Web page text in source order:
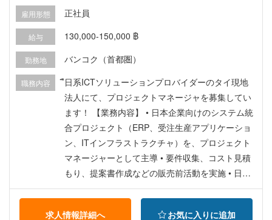
雇用形態 正社員
給与 130,000-150,000 ฿
勤務地 バンコク（首都圏）
職務内容
ื日系ICTソリューションプロバイダーのタイ現地
法人にて、プロジェクトマネージャを募集してい
ます！ 【業務内容】 • 日本企業向けのシステム統
合プロジェクト（ERP、受注生産アプリケーショ
ン、ITインフラストラクチャ）を、プロジェクト
マネージャーとして主導 • 要件収集、コスト見積
もり、提案書作成などの販売前活動を実施 • 日本
のクライアント経営陣と連携し、タイのプロジェ
クトチームを監督して、プロジェクトを推進
求人情報詳細へ
お気に入りに追加